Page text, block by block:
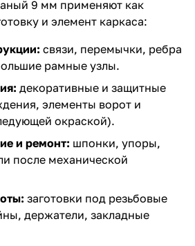
9 мм применяют как
и элемент каркаса:
связи, перемычки, ребра
рамные узлы.
декоративные и защитные
элементы ворот и
окраской).
и ремонт: шпонки, упоры,
после механической
заготовки под резьбовые
держатели, закладные